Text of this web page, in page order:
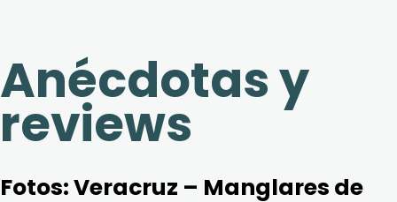
Anécdotas y
reviews
Fotos:Veracruz – Manglares de